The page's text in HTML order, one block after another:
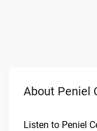
About Peniel
Listen to Peniel